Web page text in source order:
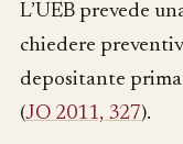
L’UEB prevede
chiedere
depositante
(JO 2011, 327).